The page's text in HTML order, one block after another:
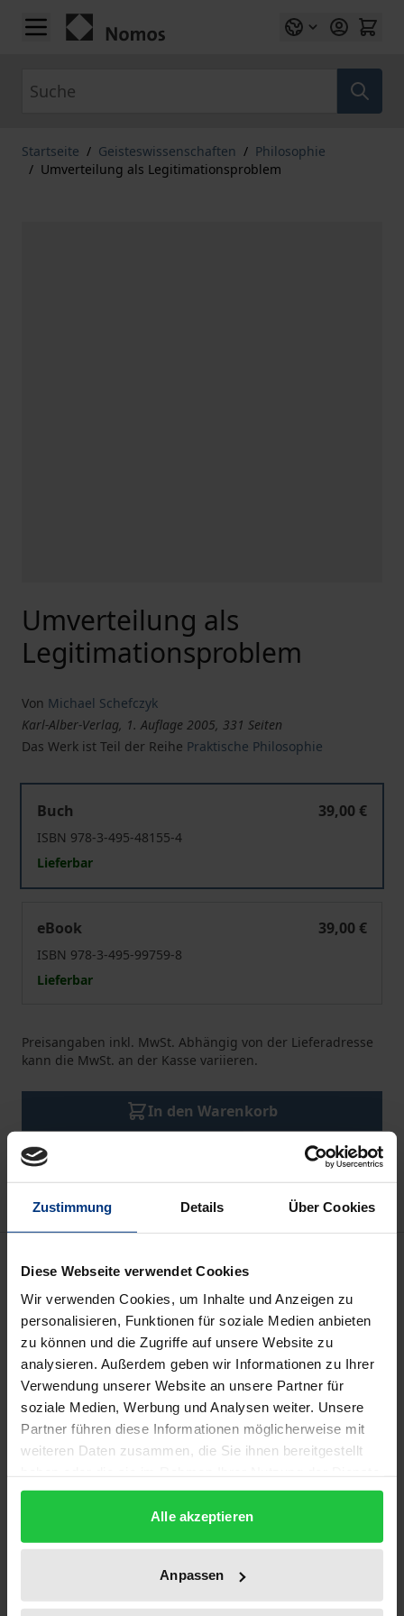
Zustimmung Details Über Cookies
Diese Webseite verwendet Cookies
Wir verwenden Cookies, um Inhalte und Anzeigen zu
personalisieren, Funktionen für soziale Medien anbieten
zu können und die Zugriffe auf unsere Website zu
analysieren. Außerdem geben wir Informationen zu Ihrer
Verwendung unserer Website an unsere Partner für
soziale Medien, Werbung und Analysen weiter. Unsere
Partner führen diese Informationen möglicherweise mit
weiteren Daten zusammen, die Sie ihnen bereitgestellt
gesammelt haben.
Alle akzeptieren
Anpassen
Zum Inhalt springen
Startseite / Geisteswissenschaften / Philosophie
/ Umverteilung als Legitimationsproblem
Umverteilung als
Legitimationsproblem
Von Michael Schefczyk
Karl-Alber-Verlag, 1. Auflage 2005, 331 Seiten
Das Werk ist Teil der Reihe Praktische Philosophie
Buch
39,00 €
ISBN 978-3-495-48155-4
Lieferbar
eBook
39,00 €
ISBN 978-3-495-99759-8
Lieferbar
Preisangaben inkl. MwSt. Abhängig von der Lieferadresse
kann die MwSt. an der Kasse variieren.
In den Warenkorb
Hinweise zu Versandkosten
Dass die sozialstaatlichen Sicherungssysteme
reformbedürftig sind, darüber besteht auch in
Deutschland mittlerweile ein gesellschaftsweiter
Konsens. Wenig Einmütigkeit herrscht indes
bezüglich der Frage, welche theoretisch
begründeten Leitbilder einer solchen Reform
zugrunde liegen sollen. Die Politikphilosophie ist auf
diese Herausforderung vergleichsweise schlecht
vorbereitet. Erst vor wenigen Jahren begann in
ihrem Rahmen eine differenziertere
Sozialstaatlichkeit. Dabei wurde jedoch